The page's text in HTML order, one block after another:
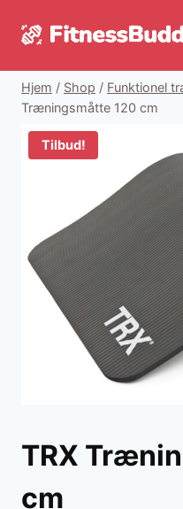
Hjem / Shop / Funktionel
Træningsmåtte 120 cm
Tilbud!
TRX
cm